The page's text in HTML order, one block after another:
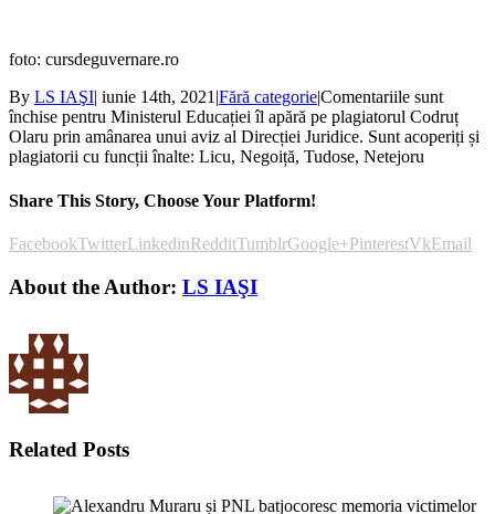
foto: cursdeguvernare.ro
By LS IAŞI| iunie 14th, 2021|Fără categorie|Comentariile sunt
închise pentru Ministerul Educației îl apără pe plagiatorul Codruț
Olaru prin amânarea unui aviz al Direcției Juridice. Sunt acoperiți și
plagiatorii cu funcții înalte: Licu, Negoiță, Tudose, Netejoru
Share This Story, Choose Your Platform!
FacebookTwitterLinkedinRedditTumblrGoogle+PinterestVkEmail
About the Author: LS IAŞI
Related Posts